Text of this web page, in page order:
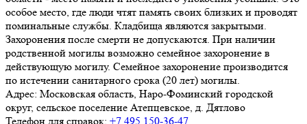
особое место, где люди чтят память своих близких и проводят
поминальные службы. Кладбища являются закрытыми.
Захоронения после смерти не допускаются. При наличии
родственной могилы возможно семейное захоронение в
действующую могилу. Семейное захоронение производится
по истечении санитарного срока (20 лет) могилы.
Адрес: Московская область, Наро-Фоминский городской
округ, сельское поселение Атепцевское, д. Дятлово
Телефон для справок: +7 495 150-36-47